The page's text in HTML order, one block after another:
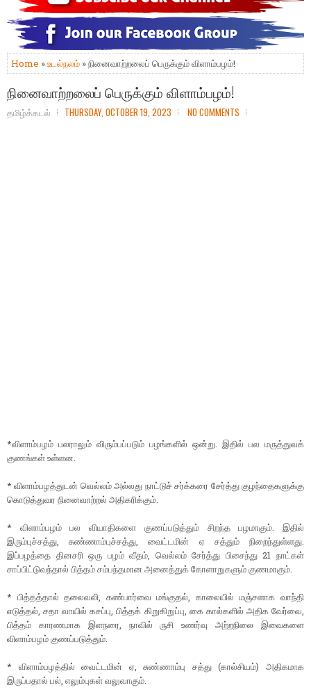
Home »உடல்நலம் » நினைவாற்றலைப் பெருக்கும் விளாம்பழம்!
நினைவாற்றலைப் பெருக்கும் விளாம்பழம்!
தமிழ்க்கடல் THURSDAY, OCTOBER 19, 2023 NO COMMENTS
*விளாம்பழம் பலராலும் விரும்பப்படும் பழங்களில் ஒன்று. இதில் பல மருத்துவக்
குணங்கள் உள்ளன.
* விளாம்பழத்துடன் வெல்லம் அல்லது நாட்டுச் சர்க்கரை சேர்த்து குழந்தைகளுக்கு
கொடுத்துவர நினைவாற்றல் அதிகரிக்கும்.
* விளாம்பழம் பல வியாதிகளை குணப்படுத்தும் சிறந்த பழமாகும். இதில்
இரும்புச்சத்து, சுண்ணாம்புச்சத்து, வைட்டமின் ஏ சத்தும் நிறைந்துள்ளது.
இப்பழத்தை தினசரி ஒரு பழம் வீதம், வெல்லம் சேர்த்து பிசைந்து 21 நாட்கள்
சாப்பிட்டுவந்தால் பித்தம் சம்பந்தமான அனைத்துக் கோளாறுகளும் குணமாகும்.
* பித்தத்தால் தலைவலி, கண்பார்வை மங்குதல், காலையில் மஞ்சளாக வாந்தி
எடுத்தல், சதா வாயில் கசப்பு, பித்தக் கிறுகிறுப்பு, கை கால்களில் அதிக வேர்வை,
பித்தம் காரணமாக இளநரை, நாவில் ருசி உணர்வு அற்றநிலை இவைகளை
விளாம்பழம் குணப்படுத்தும்.
* விளாம்பழத்தில் வைட்டமின் ஏ, சுண்ணாம்பு சத்து (கால்சியம்) அதிகமாக
இருப்பதால் பல், எலும்புகள் வலுவாகும்.